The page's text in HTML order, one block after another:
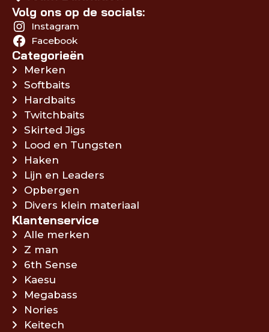
Volg ons op de socials:
Instagram
Facebook
Categorieën
Merken
Softbaits
Hardbaits
Twitchbaits
Skirted Jigs
Lood en Tungsten
Haken
Lijn en Leaders
Opbergen
Divers klein materiaal
Klantenservice
Alle merken
Z man
6th Sense
Kaesu
Megabass
Nories
Keitech